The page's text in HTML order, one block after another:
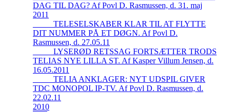
DAG TIL DAG? Af Povl D. Rasmussen, d. 31. maj
2011
_____TELESELSKABER KLAR TIL AT FLYTTE
DIT NUMMER PÅ ET DØGN. Af Povl D.
Rasmussen, d. 27.05.11
_____LYSERØD RETSSAG FORTSÆTTER TRODS
TELIAS NYE LILLA ST. Af Kasper Villum Jensen, d.
16.05.2011
_____TELIA ANKLAGER: NYT UDSPIL GIVER
TDC MONOPOL IP-TV. Af Povl D. Rasmussen, d.
22.02.11
2010